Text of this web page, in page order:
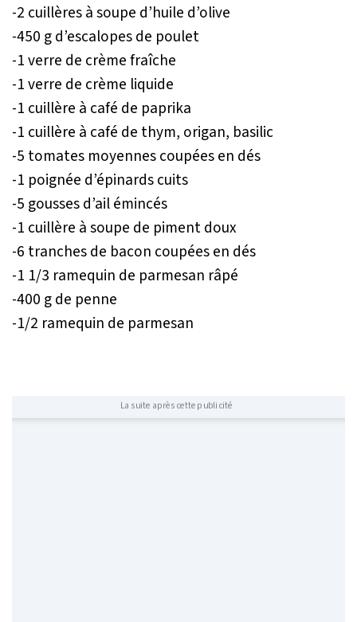
-2 cuillères à soupe d’huile d’olive
-450 g d’escalopes de poulet
-1 verre de crème fraîche
-1 verre de crème liquide
-1 cuillère à café de paprika
-1 cuillère à café de thym, origan, basilic
-5 tomates moyennes coupées en dés
-1 poignée d’épinards cuits
-5 gousses d’ail émincés
-1 cuillère à soupe de piment doux
-6 tranches de bacon coupées en dés
-1 1/3 ramequin de parmesan râpé
-400 g de penne
-1/2 ramequin de parmesan
La suite après cette publicité